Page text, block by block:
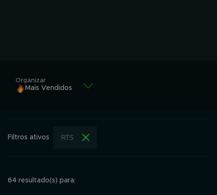
Organizar
Mais Vendidos
Alfabeticamente
Filtros ativos RTS
64 resultado(s) para: